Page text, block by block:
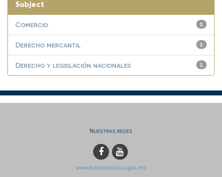
Subject
1
Comercio
1
Derecho mercantil
1
Derecho y legislación nacionales
Nuestras redes
www.bibliotecas.ugto.mx